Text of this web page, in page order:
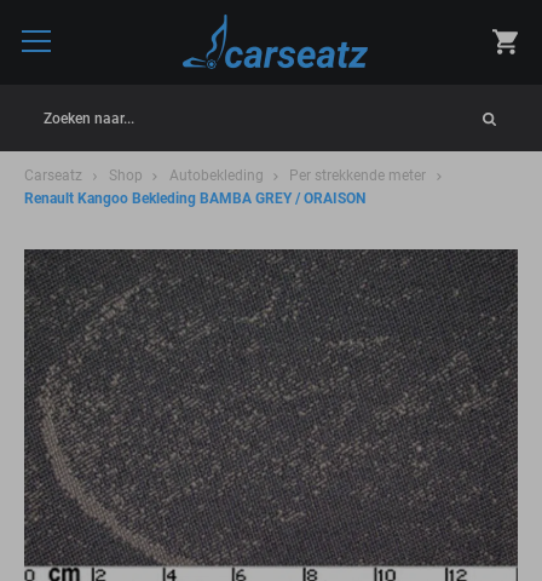
Zoeken naar...
Carseatz Shop Autobekleding
Per strekkende meter
Renault Kangoo Bekleding BAMBA GREY / ORAISON